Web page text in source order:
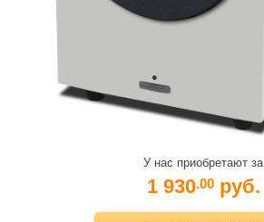
У нас приобретают за
1 930.00 руб.